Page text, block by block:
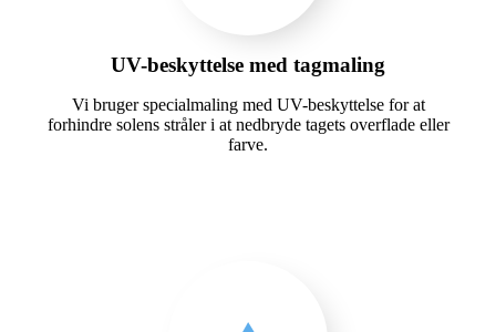
UV-beskyttelse med tagmaling
Vi bruger specialmaling med UV-beskyttelse for at
forhindre solens stråler i at nedbryde tagets overflade eller
farve.